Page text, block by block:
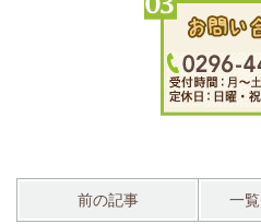
前の記事 一覧